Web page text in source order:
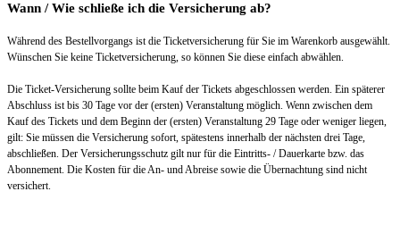
Wann / Wie schließe ich die Versicherung ab?
Während des Bestellvorgangs ist die Ticketversicherung für Sie im Warenkorb ausgewählt.
Wünschen Sie keine Ticketversicherung, so können Sie diese einfach abwählen.
Die Ticket-Versicherung sollte beim Kauf der Tickets abgeschlossen werden. Ein späterer
Abschluss ist bis 30 Tage vor der (ersten) Veranstaltung möglich. Wenn zwischen dem
Kauf des Tickets und dem Beginn der (ersten) Veranstaltung 29 Tage oder weniger liegen,
gilt: Sie müssen die Versicherung sofort, spätestens innerhalb der nächsten drei Tage,
abschließen. Der Versicherungsschutz gilt nur für die Eintritts- / Dauerkarte bzw. das
Abonnement. Die Kosten für die An- und Abreise sowie die Übernachtung sind nicht
versichert.